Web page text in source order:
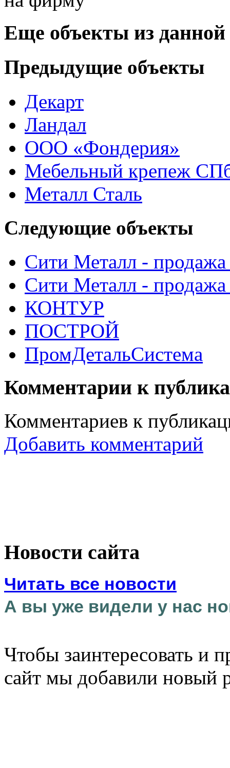
Еще объекты из данной
Предыдущие объекты
Декарт
Ландал
ООО «Фондерия»
Мебельный крепеж
Металл Сталь
Следующие объекты
Сити Металл - продажа
Сити Металл - продажа
КОНТУР
ПОСТРОЙ
ПромДетальСистема
Комментарии к
Комментариев к
Добавить комментарий
Новости сайта
Читать все новости
А вы уже видели у нас
Чтобы заинтересовать и
сайт мы добавили новый